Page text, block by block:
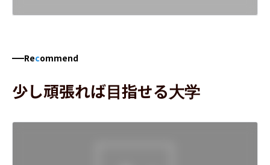
Recommend
少し頑張れば目指せる大学